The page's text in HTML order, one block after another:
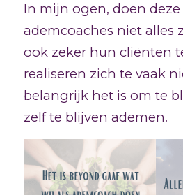
In mijn ogen, doen
ademcoaches niet alles
ook zeker hun cliënten
realiseren zich te vaak
belangrijk het is om te
zelf te blijven ademen.